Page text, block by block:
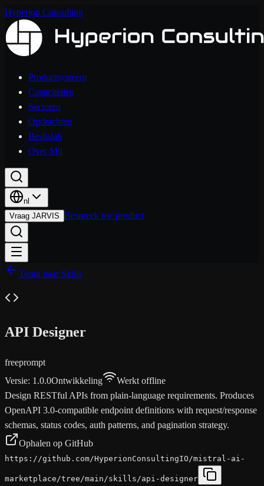
Hyperion Consulting
Productsysteem
Capaciteiten
Sectoren
Opdrachten
Beslislab
Over Mij
nl
Vraag JARVIS Bespreek uw product
Terug naar Skills
API Designer
freeprompt
Versie: 1.0.0Ontwikkeling
Werkt offline
Design RESTful APIs from plain-language requirements. Produces
OpenAPI 3.0-compatible endpoint definitions with request/response
schemas, status codes, auth patterns, and pagination strategy.
Ophalen op GitHub
https://github.com/HyperionConsultingIO/mistral-ai-
marketplace/tree/main/skills/api-designer